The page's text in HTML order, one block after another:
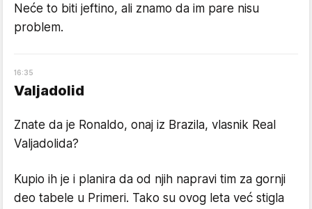
Neće to biti jeftino, ali znamo da im pare nisu
problem.
16:35
Valjadolid
Znate da je Ronaldo, onaj iz Brazila, vlasnik Real
Valjadolida?
Kupio ih je i planira da od njih napravi tim za gornji
deo tabele u Primeri. Tako su ovog leta već stigla